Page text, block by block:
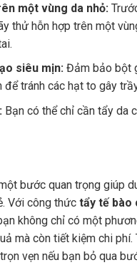
một vùng da nhỏ:
thử hỗn hợp trên một
siêu mịn: Đảm bảo bột
để tránh các hạt to gây
Bạn có thể chỉ cần tẩy da
bước quan trọng giúp
Với công thức tẩy tế bào
không chỉ có một
mà còn tiết kiệm chi phí.
vẹn nếu bạn bỏ qua